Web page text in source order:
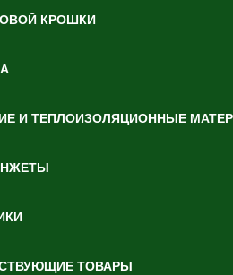
КРОШКИ
И ТЕПЛОИЗОЛЯЦИОННЫЕ
ТОВАРЫ